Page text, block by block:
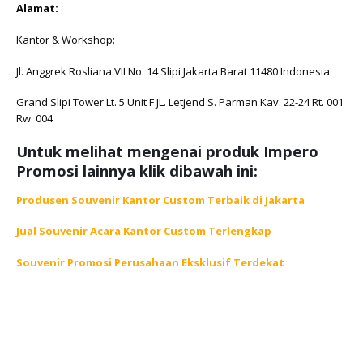
Alamat:
Kantor & Workshop:
Jl. Anggrek Rosliana VII No. 14 Slipi Jakarta Barat 11480 Indonesia
Grand Slipi Tower Lt. 5 Unit F JL. Letjend S. Parman Kav. 22-24 Rt. 001
Rw. 004
Untuk melihat mengenai produk Impero
Promosi lainnya klik dibawah ini:
Produsen Souvenir Kantor Custom Terbaik di Jakarta
Jual Souvenir Acara Kantor Custom Terlengkap
Souvenir Promosi Perusahaan Eksklusif Terdekat